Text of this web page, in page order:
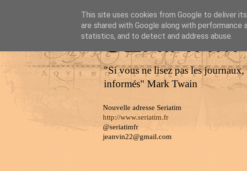
SERIATIM
"Si vous ne lisez pas les
informés" Mark Twain
Nouvelle adresse Seriatim
http://www.seriatim.fr
@seriatimfr
jeanvin22@gmail.com
This site uses cookies from Google to deliver
are shared with Google along with
statistics, and to detect and address abuse.